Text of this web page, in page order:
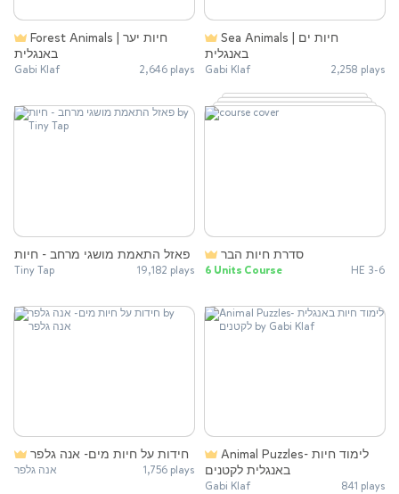
באנגלית
Gabi Klaf 2,646 plays
באנגלית
Gabi Klaf 2,258 plays
פאזל התאמת מושגי מרחב - חיות
Tiny Tap 19,182 plays
סדרת חיות הבר
6 Units Course HE 3-6
חידות על חיות מים- אנה גלפר
אנה גלפר 1,756 plays
באנגלית לקטנים
Gabi Klaf 841 plays